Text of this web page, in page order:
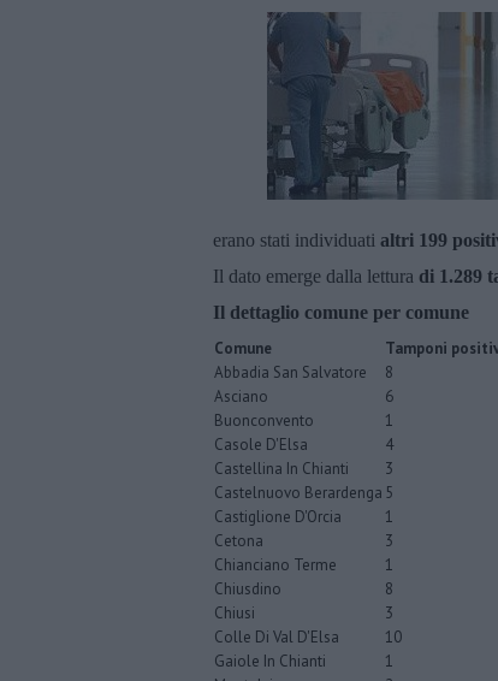
erano stati individuati altri 199
Il dato emerge dalla lettura di 1.289
Il dettaglio comune per comune
Comune
Tamponi
Abbadia San Salvatore
8
Asciano
6
Buonconvento
1
Casole D'Elsa
4
Castellina In Chianti
3
Castelnuovo Berardenga 5
Castiglione D'Orcia
1
Cetona
3
Chianciano Terme
1
Chiusdino
8
Chiusi
3
Colle Di Val D'Elsa
10
Gaiole In Chianti
1